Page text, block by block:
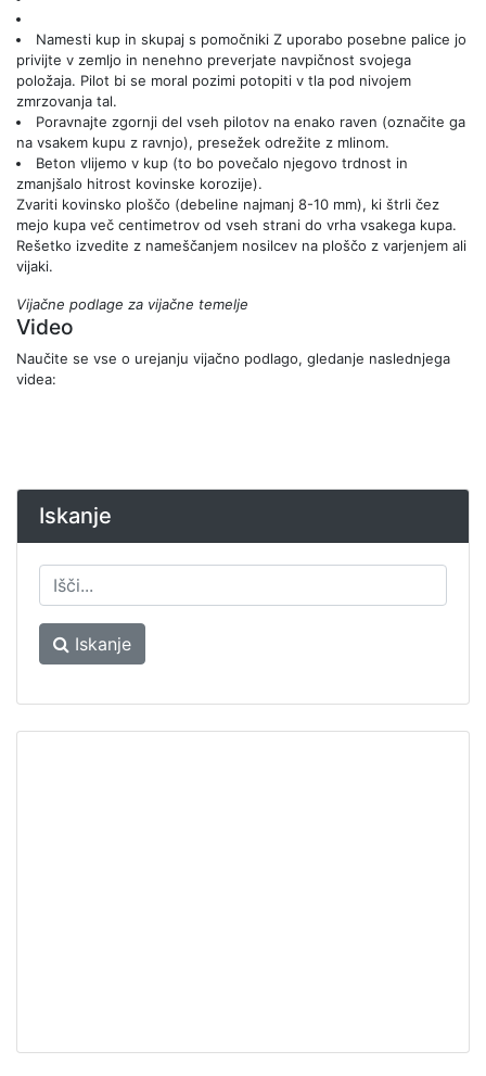
Namesti kup in skupaj s pomočniki Z uporabo posebne palice jo
privijte v zemljo in nenehno preverjate navpičnost svojega
položaja. Pilot bi se moral pozimi potopiti v tla pod nivojem
zmrzovanja tal.
Poravnajte zgornji del vseh pilotov na enako raven (označite ga
na vsakem kupu z ravnjo), presežek odrežite z mlinom.
Beton vlijemo v kup (to bo povečalo njegovo trdnost in
zmanjšalo hitrost kovinske korozije).
Zvariti kovinsko ploščo (debeline najmanj 8-10 mm), ki štrli čez
mejo kupa več centimetrov od vseh strani do vrha vsakega kupa.
Rešetko izvedite z nameščanjem nosilcev na ploščo z varjenjem ali
vijaki.
Vijačne podlage za vijačne temelje
Video
Naučite se vse o urejanju vijačno podlago, gledanje naslednjega
videa:
Iskanje
Iskanje